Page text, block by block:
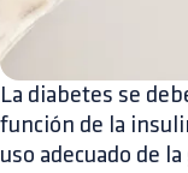
La diabetes se
función de la
uso adecuado de